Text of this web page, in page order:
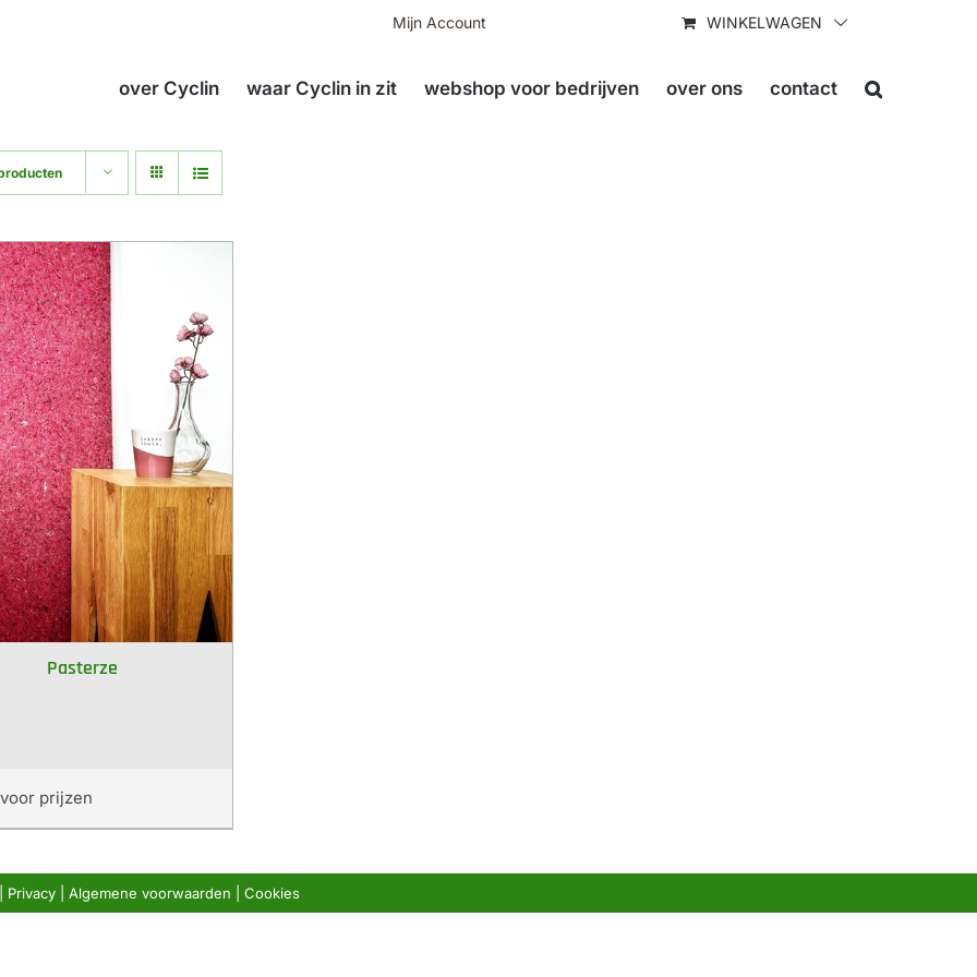
Mijn Account WINKELWAGEN
over Cyclin waar Cyclin in zit webshop voor bedrijven over ons contact
Pasterze
voor prijzen
Privacy Algemene voorwaarden Cookies